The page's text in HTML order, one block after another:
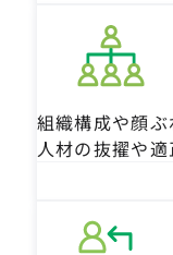
組織構成や顔
人材の抜擢や